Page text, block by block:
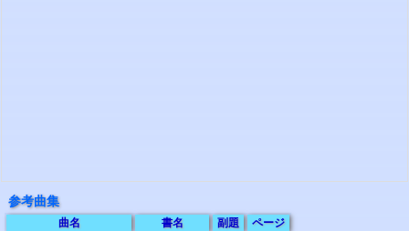
参考曲集
曲名 書名 副題
ページ